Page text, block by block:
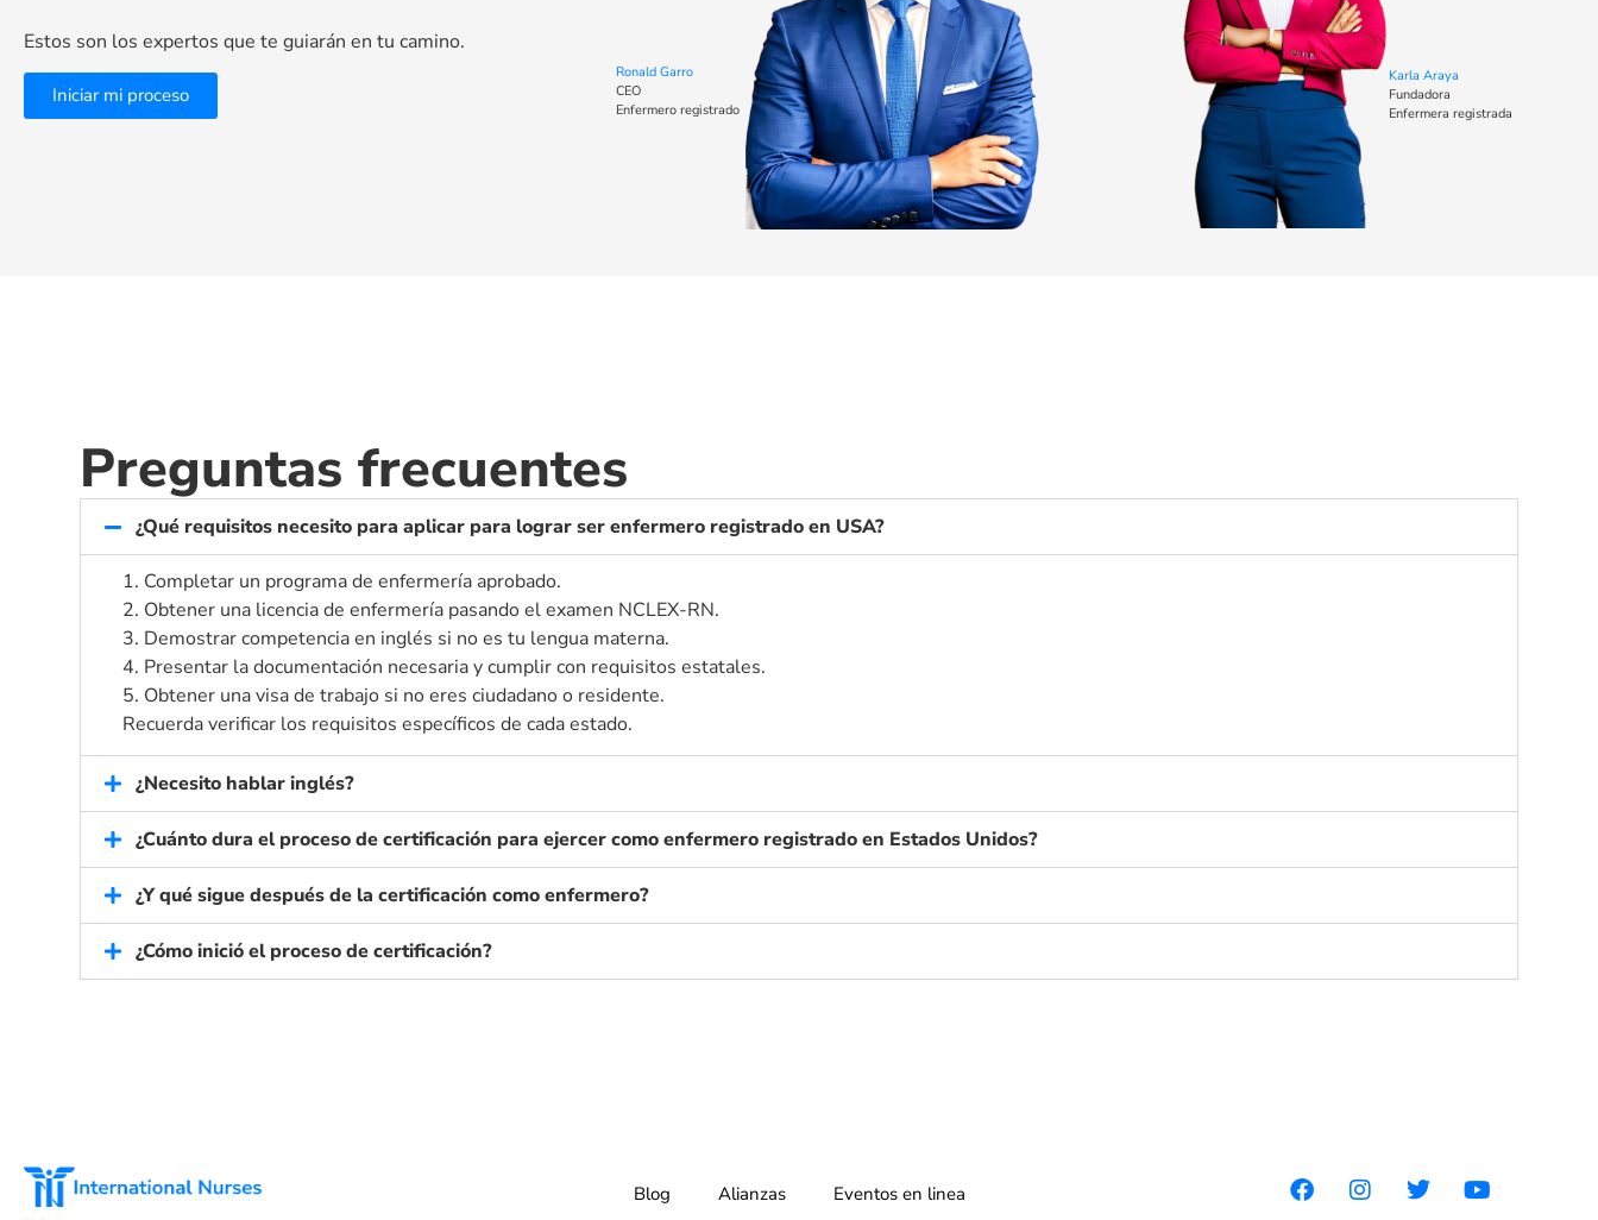
Estos son los expertos que te guiarán en tu camino.
Iniciar mi proceso
Ronald Garro
CEO
Enfermero registrado
Karla Araya
Fundadora
Enfermera registrada
Preguntas frecuentes
¿Qué requisitos necesito para aplicar para lograr ser enfermero registrado en USA?
1. Completar un programa de enfermería aprobado.
2. Obtener una licencia de enfermería pasando el examen NCLEX-RN.
3. Demostrar competencia en inglés si no es tu lengua materna.
4. Presentar la documentación necesaria y cumplir con requisitos estatales.
5. Obtener una visa de trabajo si no eres ciudadano o residente.
Recuerda verificar los requisitos específicos de cada estado.
¿Necesito hablar inglés?
¿Cuánto dura el proceso de certificación para ejercer como enfermero registrado en Estados Unidos?
¿Y qué sigue después de la certificación como enfermero?
¿Cómo inició el proceso de certificación?
Blog Alianzas Eventos en linea